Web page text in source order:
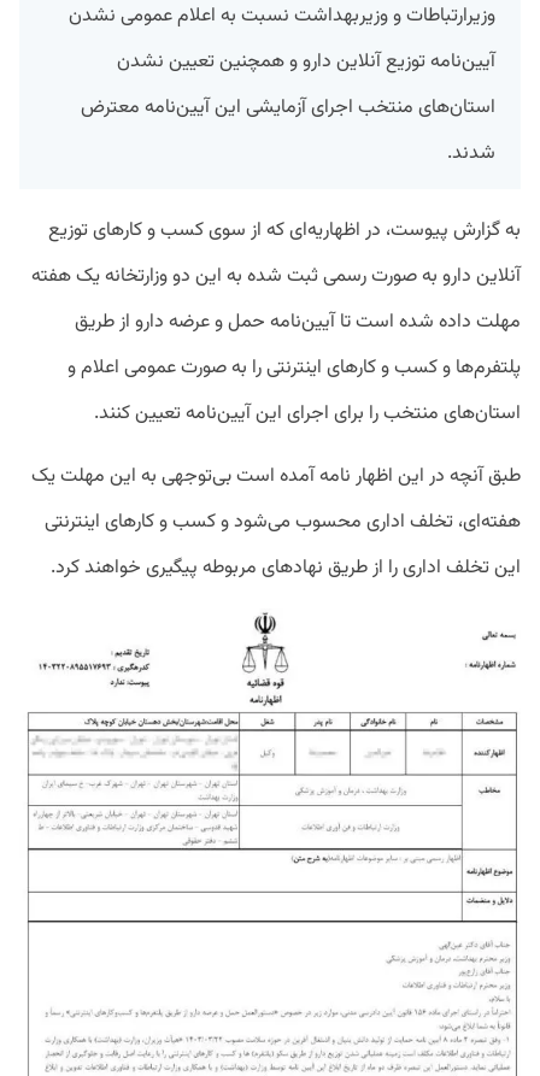
وزیرارتباطات و وزیربهداشت نسبت به اعلام عمومی نشدن
آیین‌نامه توزیع آنلاین دارو و همچنین تعیین نشدن
استان‌های منتخب اجرای آزمایشی این آیین‌نامه معترض
شدند.
به گزارش پیوست، در اظهاریه‌ای که از سوی کسب و کارهای توزیع
آنلاین دارو به صورت رسمی ثبت شده به این دو وزارتخانه یک هفته
مهلت داده شده است تا آیین‌نامه حمل و عرضه دارو از طریق
پلتفرم‌ها و کسب و کارهای اینترنتی را به صورت عمومی اعلام و
استان‌های منتخب را برای اجرای این آیین‌نامه تعیین کنند.
طبق آنچه در این اظهار نامه آمده است بی‌توجهی به این مهلت یک
هفته‌ای، تخلف اداری محسوب می‌شود و کسب و کارهای اینترنتی
این تخلف اداری را از طریق نهادهای مربوطه پیگیری خواهند کرد.